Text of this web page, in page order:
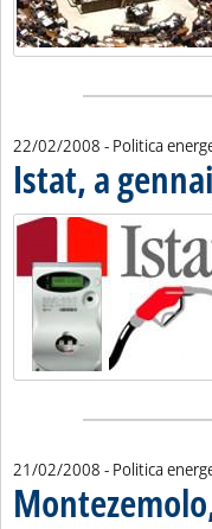
22/02/2008 - Politica
Istat, a
21/02/2008 - Politica